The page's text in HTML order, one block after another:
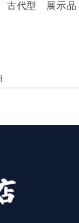
代型 展示